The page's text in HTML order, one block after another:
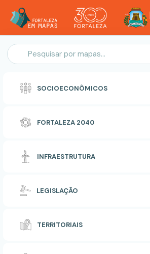
SOCIOECONÔMICOS
FORTALEZA 2040
INFRAESTRUTURA
LEGISLAÇÃO
TERRITORIAIS
Personalização do Mapa
Zonas Especiais de